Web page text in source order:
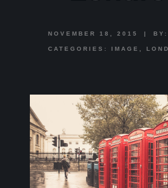
NOVEMBER 18, 2015 | BY:
CATEGORIES: IMAGE